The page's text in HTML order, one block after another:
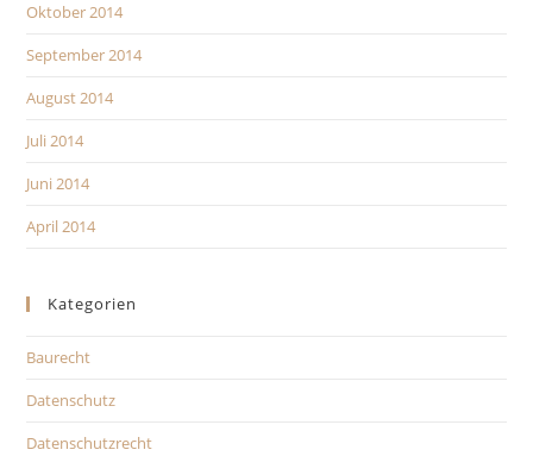
Oktober 2014
September 2014
August 2014
Juli 2014
Juni 2014
April 2014
Kategorien
Baurecht
Datenschutz
Datenschutzrecht